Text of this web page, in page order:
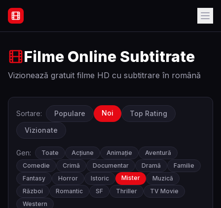
Filme Online Subtitrate - Acasă
Filme Online Subtitrate
Vizionează gratuit filme HD cu subtitrare în română
Sortare: Populare Noi
Top Rating
Vizionate
Gen: Toate Acțiune Animație
Aventură
Comedie
Crimă Documentar Dramă
Familie
Fantasy
Horror Istoric Mister
Muzică
Război
Romantic SF Thriller
TV Movie
Western